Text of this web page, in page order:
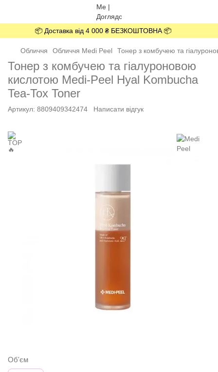
📦 Доставка від 4 000 ₴ БЕЗКОШТОВНА 📦
Обличчя Обличчя Medi Peel Тонер з комбучею та
Тонер з комбучею та гіалуроновою
кислотою Medi-Peel Hyal Kombucha
Tea-Tox Toner
Артикул: 8809409342474 Написати відгук
Об'єм